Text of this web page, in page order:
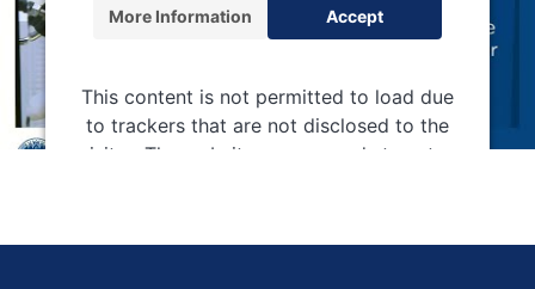
This content is not permitted to load due
to trackers that are not disclosed to the
visitor. The website owner needs to setup
More Information Accept
Powered byUsercentrics Consent Management